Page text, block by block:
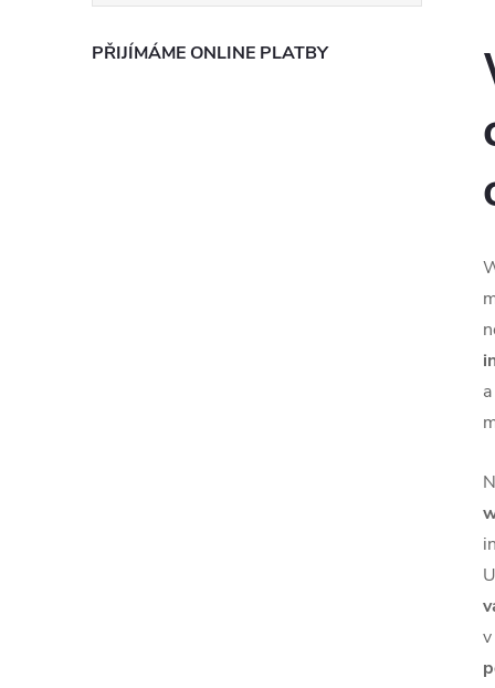
PŘIJÍMÁME ONLINE PLATBY